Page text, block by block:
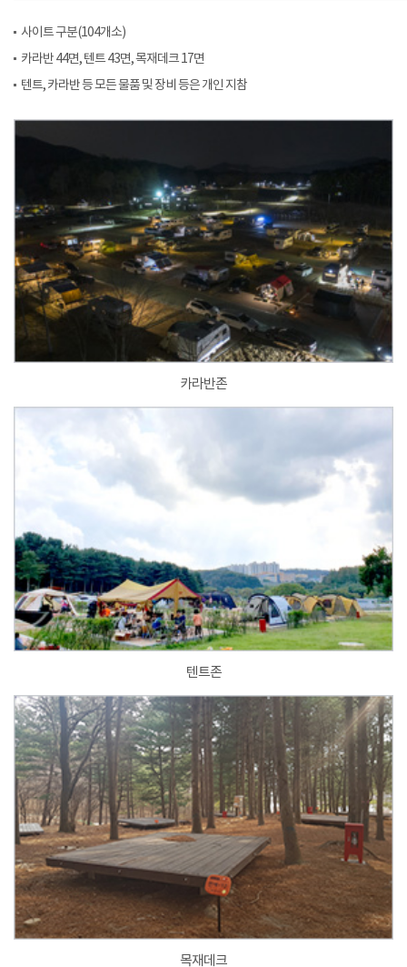
사이트 구분(104개소)
카라반 44면, 텐트 43면, 목재데크 17면
텐트, 카라반 등 모든 물품 및 장비 등은 개인 지참
카라반존
텐트존
목재데크